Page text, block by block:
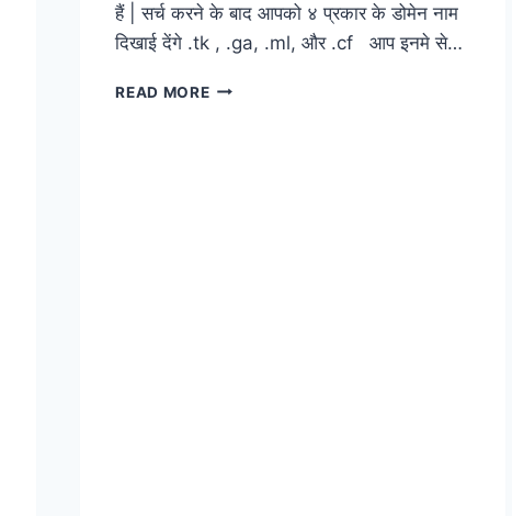
हैं | सर्च करने के बाद आपको ४ प्रकार के डोमेन नाम
दिखाई देंगे .tk , .ga, .ml, और .cf आप इनमे से…
READ MORE